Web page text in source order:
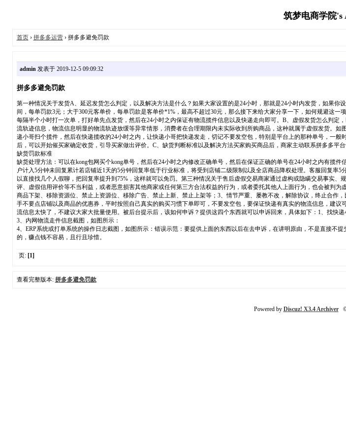
筑梦电商学院's
首页› 拼多多运营› 拼多多避免罚款
admin发表于 2019-12-5 09:09:32
拼多多避免罚款
第一种情况关于发货A、延迟发货怎么判定，以及解决方法是什么？如果大家设置的是24小时，那就是24小时内发货，如果
间，每单罚款3元；大于300元客单价，每单罚款是客单价*1%，最高不超过30元，那么接下来给大家分享一下，如何规避这
每隔半个小时打一次单，打好单先点发货，然后在24小时之内保证有物流揽件信息以及快递走向即可。B、虚假发货怎么判
流轨迹信息，物流信息明显的物流轨迹放缓等异常情形，消费者在合理期限内未实际收到所购商品，这种就属于虚假发货。
递小哥扫个揽件，然后在快递揽收的24小时之内，让快递小哥把快递发走，切记不要发空包，特别是平台上的那种单号，一
后，可以开始催买家确定收货，引导买家做出评价。C、缺货判断标准以及解决方法买家购买商品后，商家主动联系拼多多
缺货罚款标准
缺货处理方法：可以在kong包网买个kong单号，然后在24小时之内修改正确单号，然后在保证正确的单号在24小时之内有揽
户计入5分钟未回复累计若店铺近1天的5分钟回复率低于行业标准，将受到店铺二级限制以及全店商品降权处理。客服回复
以直接找几个人假聊，把回复率提升到75%，这样就可以免罚。第三种情况关于售后虚假交易商家通过虚构或隐瞒交易事实
评、虚假信用评价等不当利益，或者恶意损害其他商家或任何第三方合法权益的行为，或者委托其他人上面行为，也会被判
商品下架、移除资源位、禁止上资源位、移除广告、禁止上新、禁止上架等；3、情节严重、屡教不改，解除协议，终止合作
手不要点店铺以及商品的优惠券，平时按照自己真实的购买习惯下单即可，不要发空包，要保证快递有真实的物流信息，建
流信息太快了，不建议大家大批量使用。被后台提示后，该如何申诉？提供这四个东西就可以申诉回来，具体如下：1、找快
3、内网物流走件信息截图，如图所示：
4、ERP系统或打单系统的操作日志截图，如图所示：错误示范：要提供上面的东西以后在去申诉，在讲明原由，不是直接
的，赚点钱不容易，且行且珍惜。
页: [1]
查看完整版本: 拼多多避免罚款
Powered by Discuz! X3.4 Archiver©